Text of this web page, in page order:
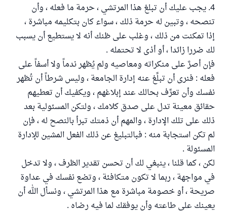
4. يجب عليك أن تبلغ هذا المرتشي ، حرمة ما فعله ، وأن
تنصحه ، وتبين له حرمة ذلك ، سواء كان بتكليمه مباشرة ،
إذا تمكنت من ذلك ، وغلب على ظنك أنه لا يستطيع أن يسبب
لك ضررا زائدا ، أو أذى لا تحتمله .
فإن أصرَّ على منكراته ومعاصيه ولم يُظهر ندماً ولا أسفاً على
فعله : فنرى أن تبلِّغ عنه إدارة الجامعة ، وليس شرطاً أن تُظهر
نفسك وأن تعرِّف بحالك عند إبلاغهم ، ويكفيك أن تعطيهم
حقائق معينة تدل على صدق كلامك ، ولتكن المسئولية بعد
ذلك على تلك الإدارة ، والمهم أن ذمتك تبرأ بالنصح له ، فإن
لم تكن استجابة منه : فبالتبليغ عن ذلك الفعل المشين للإدارة
المسئولة .
لكن ، كما قلنا ، ينبغي لك أن تحسن تقدير الظرف ، ولا تدخل
في مواجهة ، ربما لا تكون متكافئة ، وتضع نفسك في عداوة
صريحة ، أو خصومة مباشرة مع هذا المرتشي ، ونسأل الله أن
يعينك على طاعته وأن يوفقك لما فيه رضاه .